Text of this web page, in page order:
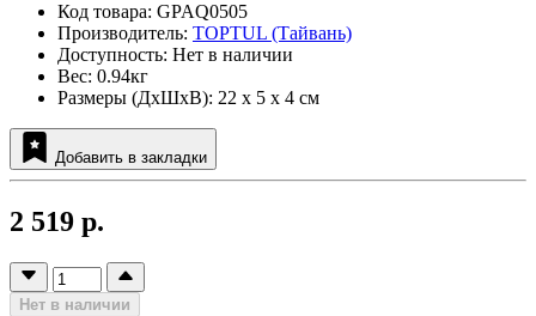
Код товара: GPAQ0505
Производитель: TOPTUL (Тайвань)
Доступность: Нет в наличии
Вес: 0.94кг
Размеры (ДxШxВ): 22 x 5 x 4 см
Добавить в закладки
2 519 р.
Нет в наличии